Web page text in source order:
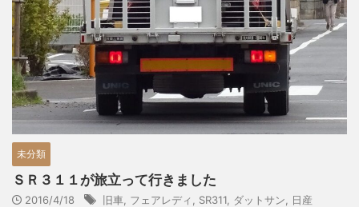
未分類
ＳＲ３１１が旅立って行きました
2016/4/18 旧車 フェアレディ SR311 ダットサン
日産